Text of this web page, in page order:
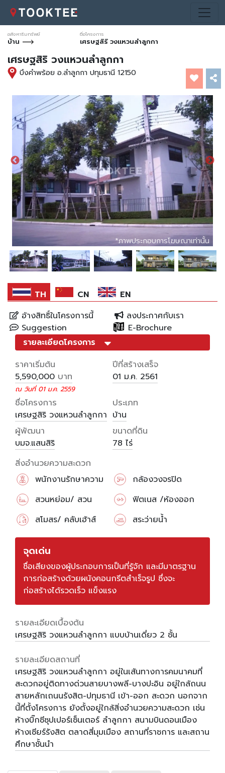
อสังหาริมทรัพย์
บ้าน
ชื่อโครงการ
เศรษฐสิริ วงแหวนลำลูกกา
เศรษฐสิริ วงแหวนลำลูกกา
บึงคำพร้อย อ.ลำลูกกา ปทุมธานี 12150
*ภาพประกอบการโฆษณาเท่านั้น
*ภาพประกอบการโฆษณาเท่านั้น
*ภาพประกอบการโฆษณาเท่านั้น
*ภาพประกอบการโฆษณาเท่านั้น
*ภาพประกอบการโฆษณาเท่านั้น
*ภาพประกอบการโฆษณาเท่านั้น
*ภาพประกอบการโฆษณาเท่านั้น
*ภาพประกอบการโฆษณาเท่านั้น
*ภาพประกอบการโฆษณาเท่านั้น
*ภาพประกอบการโฆษณาเท่านั้น
*ภาพประกอบการโฆษณาเท่านั้น
*ภาพประกอบการโฆษณาเท่านั้น
*ภาพประกอบการโฆษณาเท่านั้น
*ภาพประกอบการโฆษณาเท่านั้น
TH CN
EN
อ้างสิทธิ์ในโครงการนี้
ลงประกาศกับเรา
Suggestion
E-Brochure
รายละเอียดโครงการ
ราคาเริ่มต้น
5,590,000 บาท
ณ วันที่ 01 ม.ค. 2559
ปีที่สร้างเสร็จ
01 ม.ค. 2561
ชื่อโครงการ
เศรษฐสิริ วงแหวนลำลูกกา
ประเภท
บ้าน
ผู้พัฒนา
บมจ.แสนสิริ
ขนาดที่ดิน
78 ไร่
สิ่งอำนวยความสะดวก
พนักงานรักษาความ
ปลอดภัย
กล้องวงจรปิด
สวนหย่อม/ สวน
สาธารณะ
ฟิตเนส /ห้องออก
กำลังกาย
สโมสร/ คลับเฮ้าส์ สระว่ายน้ำ
จุดเด่น
ชื่อเสียงของผู้ประกอบการเป็นที่รู้จัก และมีมาตรฐาน
การก่อสร้างด้วยผนังคอนกรีตสำเร็จรูป ซึ่งจะ
ก่อสร้างได้รวดเร็ว แข็งแรง
รายละเอียดเบื้องต้น
เศรษฐสิริ วงแหวนลำลูกกา แบบบ้านเดี่ยว 2 ชั้น
รายละเอียดสถานที่
เศรษฐสิริ วงแหวนลำลูกกา อยู่ในเส้นทางการคมนาคมที่
สะดวกอยู่ติดทางด่วนสายบางพลี-บางปะอิน อยู่ใกล้ถนน
สายหลักเถนนรังสิต-ปทุมธานี เข้า-ออก สะดวก นอกจาก
นี้ที่ตั้งโครงการ ยังตั้งอยู่ใกล้สิ่งอำนวยความสะดวก เช่น
ห้างบิ๊กซีซุปเปอร์เซ็นเตอร์ ลำลูกกา สนามบินดอนเมือง
ห้างเซียร์รังสิต ตลาดสี่มุมเมือง สถานที่ราชการ และสถาน
ศึกษาชั้นนำ